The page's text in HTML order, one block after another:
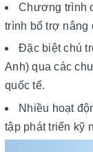
Chương trình
trình bổ trợ nâng
Đặc biệt chú
Anh) qua các
quốc tế.
Nhiều hoạt
tập phát triển kỹ